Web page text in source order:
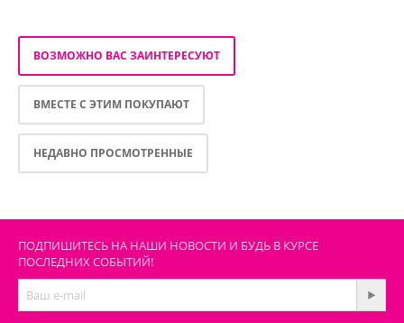
ВОЗМОЖНО ВАС ЗАИНТЕРЕСУЮТ
ВМЕСТЕ С ЭТИМ ПОКУПАЮТ
НЕДАВНО ПРОСМОТРЕННЫЕ
ПОДПИШИТЕСЬ НА НАШИ НОВОСТИ И БУДЬ В КУРСЕ
ПОСЛЕДНИХ СОБЫТИЙ!